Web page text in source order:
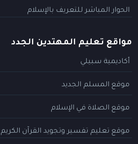
الحوار المباشر للتعريف بالإسلام
مواقع تعليم المهتدين الجدد
أكاديمية سبيلي
موقع المسلم الجديد
موقع الصلاة في الإسلام
موقع تعليم تفسير وتجويد القرآن الكريم